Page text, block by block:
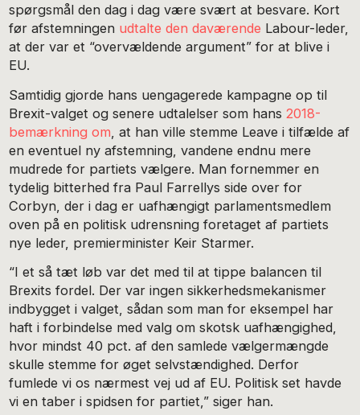
spørgsmål den dag i dag være svært at besvare. Kort
før afstemningen udtalte den daværende Labour-leder,
at der var et “overvældende argument” for at blive i
EU.
Samtidig gjorde hans uengagerede kampagne op til
Brexit-valget og senere udtalelser som hans2018-
bemærkning om , at han ville stemme Leave i tilfælde af
en eventuel ny afstemning, vandene endnu mere
mudrede for partiets vælgere. Man fornemmer en
tydelig bitterhed fra Paul Farrellys side over for
Corbyn, der i dag er uafhængigt parlamentsmedlem
oven på en politisk udrensning foretaget af partiets
nye leder, premierminister Keir Starmer.
“I et så tæt løb var det med til at tippe balancen til
Brexits fordel. Der var ingen sikkerhedsmekanismer
indbygget i valget, sådan som man for eksempel har
haft i forbindelse med valg om skotsk uafhængighed,
hvor mindst 40 pct. af den samlede vælgermængde
skulle stemme for øget selvstændighed. Derfor
fumlede vi os nærmest vej ud af EU. Politisk set havde
vi en taber i spidsen for partiet,” siger han.